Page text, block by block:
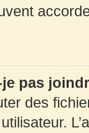
pas
des